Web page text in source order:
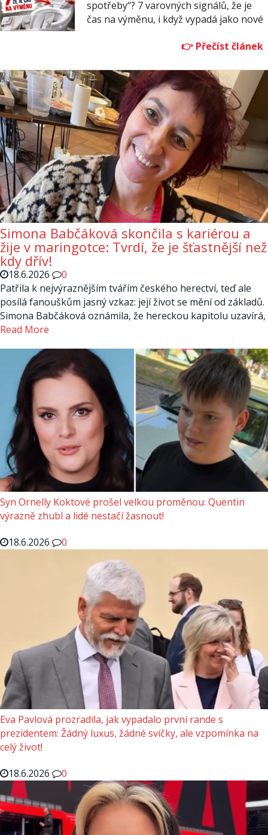
spotřeby“? 7 varovných signálů, že je
čas na výměnu, i když vypadá jako nové
Simona Babčáková skončila s kariérou a
žije v maringotce: Tvrdí, že je šťastnější než
kdy dřív!
18.6.2026
0
Patřila k nejvýraznějším tvářím českého herectví, teď ale
posílá fanouškům jasný vzkaz: její život se mění od základů.
Simona Babčáková oznámila, že hereckou kapitolu uzavírá,
Read More
Syn Ornelly Koktové prošel velkou proměnou: Quentin
výrazně zhubl a lidé nestačí žasnout!
18.6.2026
0
Eva Pavlová prozradila, jak vypadalo první rande s
prezidentem: Žádný luxus, žádné svíčky, ale vzpomínka na
celý život!
18.6.2026
0